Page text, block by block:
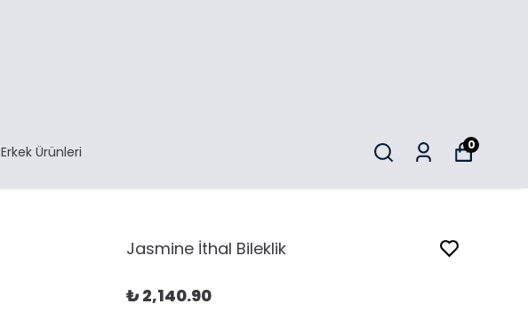
Erkek Ürünleri 0
Jasmine İthal Bileklik
₺ 2,140.90